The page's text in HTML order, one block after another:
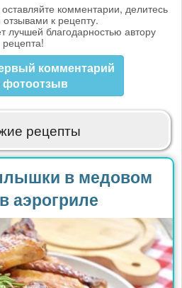
комментарии, делитесь
к рецепту.
лучшей благодарностью автору
рецепта!
комментарий
фотоотзыв
рецепты
в медовом
аэрогриле